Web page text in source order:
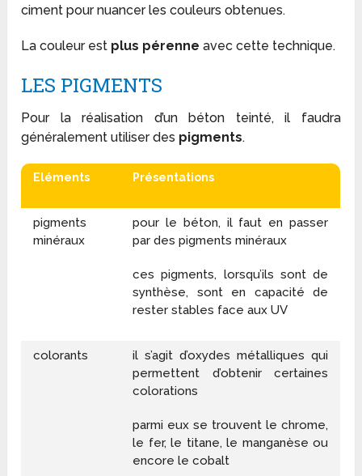
ciment pour nuancer les couleurs obtenues.
La couleur est plus pérenne avec cette technique.
LES PIGMENTS
Pour la réalisation d’un béton teinté, il faudra
généralement utiliser des pigments.
Eléments Présentations
pigments
minéraux
pour le béton, il faut en passer
par des pigments minéraux
ces pigments, lorsqu’ils sont de
synthèse, sont en capacité de
rester stables face aux UV
colorants
il s’agit d’oxydes métalliques qui
permettent d’obtenir certaines
colorations
parmi eux se trouvent le chrome,
le fer, le titane, le manganèse ou
encore le cobalt